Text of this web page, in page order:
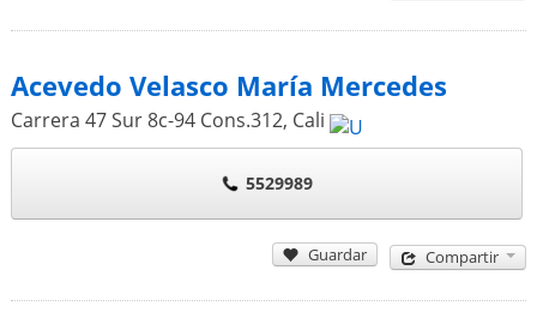
Acevedo Velasco María Mercedes
Carrera 47 Sur 8c-94 Cons.312, Cali
5529989
Guardar Compartir